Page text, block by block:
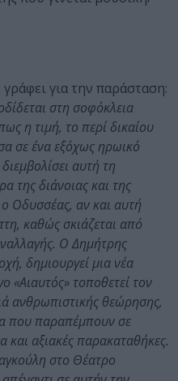
γράφει για την παράσταση:
στη σοφόκλεια
η τιμή, το περί δικαίου
σε ένα εξόχως ηρωικό
αυτή τη
της διάνοιας και της
Οδυσσέας, αν και αυτή
καθώς σκιάζεται από
Ο Δημήτρης
δημιουργεί μια νέα
«Αιαυτός» τοποθετεί τον
ανθρωπιστικής θεώρησης,
που παραπέμπουν σε
και αξιακές παρακαταθήκες.
στο Θέατρο